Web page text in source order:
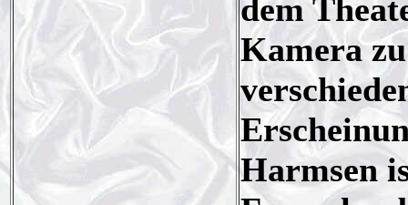
dem
Kamera
Harmsen